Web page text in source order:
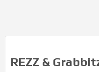
REZZ &